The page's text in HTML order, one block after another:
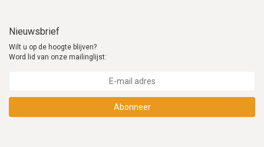
Nieuwsbrief
Wilt u op de hoogte blijven?
Word lid van onze mailinglijst:
Abonneer